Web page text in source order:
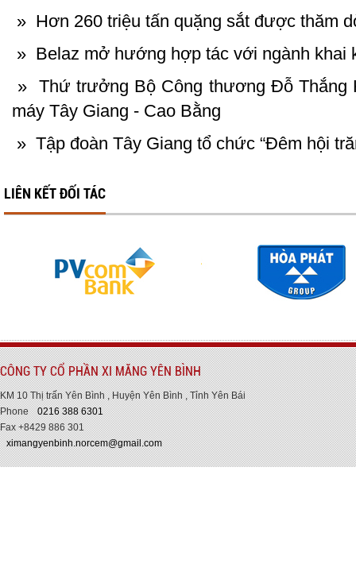
» Hơn 260 triệu tấn quặng sắt được thăm
» Belaz mở hướng hợp tác với ngành khai
» Thứ trưởng Bộ Công thương Đỗ Thắng
máy Tây Giang - Cao Bằng
» Tập đoàn Tây Giang tổ chức “Đêm hội
LIÊN KẾT ĐỐI TÁC
CÔNG TY CỔ PHẦN XI MĂNG YÊN BÌNH
KM 10 Thị trấn Yên Bình , Huyện Yên Bình , Tỉnh Yên Bái
Phone
0216 388 6301
Fax +8429 886 301
ximangyenbinh.norcem@gmail.com